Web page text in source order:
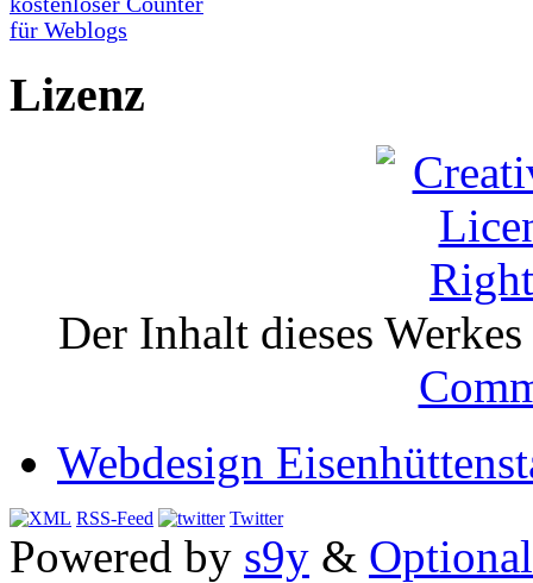
Lizenz
Der Inhalt dieses
Webdesign
RSS-Feed Twitter
Powered by s9y &